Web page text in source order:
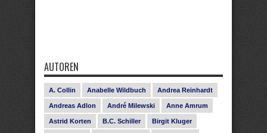
AUTOREN
A. Collin Anabelle Wildbuch Andrea Reinhardt
Andreas Adlon André Milewski Anne Amrum
Astrid Korten B.C. Schiller Birgit Kluger